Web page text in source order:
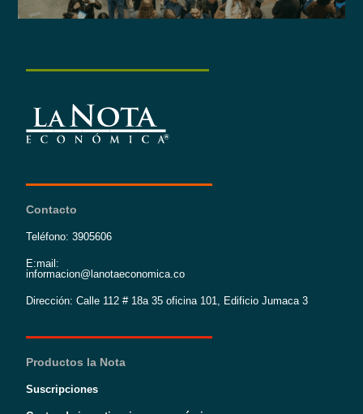
Contacto
Teléfono: 3905606
E:mail:
informacion@lanotaeconomica.co
Dirección: Calle 112 # 18a 35 oficina 101, Edificio Jumaca 3
Productos la Nota
Suscripciones